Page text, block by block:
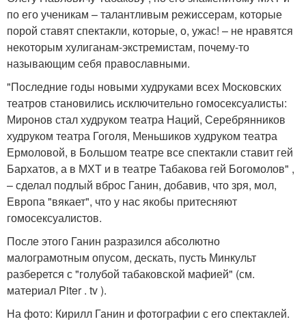
по его ученикам – талантливым режиссерам, которые
порой ставят спектакли, которые, о, ужас! – не нравятся
некоторым хулиганам-экстремистам, почему-то
называющим себя православными.
"Последние годы новыми худруками всех Московских
театров становились исключительно гомосексуалисты:
Миронов стал худруком театра Наций, Серебрянников
худруком театра Гоголя, Меньшиков худруком театра
Ермоловой, в Большом театре все спектакли ставит гей
Бархатов, а в МХТ и в театре Табакова гей Богомолов" ,
– сделал подлый вброс Ганин, добавив, что зря, мол,
Европа "вякает", что у нас якобы притесняют
гомосексуалистов.
После этого Ганин разразился абсолютно
малограмотным опусом, дескать, пусть Минкульт
разберется с "голубой табаковской мафией" (см.
материал Piter . tv ).
На фото: Кирилл Ганин и фотографии с его спектаклей.